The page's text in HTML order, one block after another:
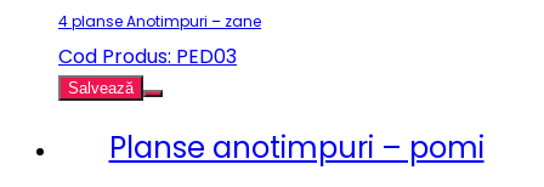
4 planse Anotimpuri – zane
Cod Produs: PED03
Salvează
Planse anotimpuri – pomi